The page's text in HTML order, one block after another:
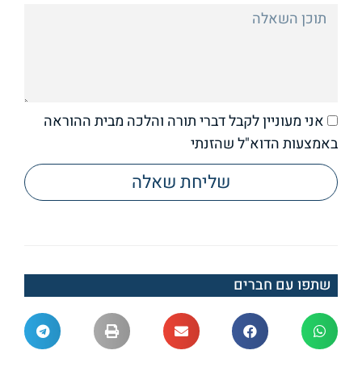
אני מעוניין לקבל דברי תורה והלכה מבית ההוראה
באמצעות הדוא"ל שהזנתי
שליחת שאלה
שתפו עם חברים